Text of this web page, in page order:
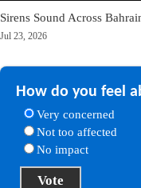
Sirens Sound Across
Jul 23, 2026
How do you feel
Very concerned
Not too affected
No impact